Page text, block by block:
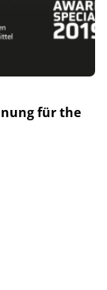
für the